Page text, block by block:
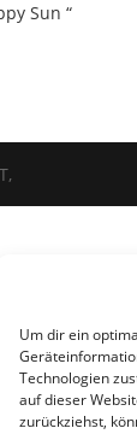
Um dir ein
Technologien
auf dieser
zurückziehst,
Sun “